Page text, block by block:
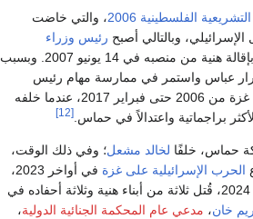
الفلسطينية 2006
، والتي خاضت
الإسرائيلي، وبالتالي أصبح رئيس وزراء
بإقالة هنية من منصبه في 14 يونيو 2007. وبسبب
عباس واستمر في ممارسة مهام رئيس
عندما خلفه
براجماتية واعتدالاً في حماس. [12]
لخالد مشعل؛ وفي ذلك الوقت،
الحرب الإسرائيلية على غزة
في أواخر 2023،
جميع قادة حماس. وفي أوائل 2024، قُتل ثلاثة من أبناء هنية وثلاثة أحفاده في
خان، مدعي عام المحكمة الجنائية الدولية،